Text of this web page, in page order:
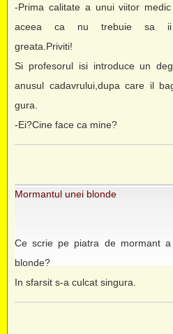
-Prima calitate a unui viitor
aceea ca nu trebuie sa
greata.Priviti!
Si profesorul isi introduce un
anusul cadavrului,dupa care il
gura.
-Ei?Cine face ca mine?
Mormantul unei blonde
Ce scrie pe piatra de mormant
blonde?
In sfarsit s-a culcat singura.